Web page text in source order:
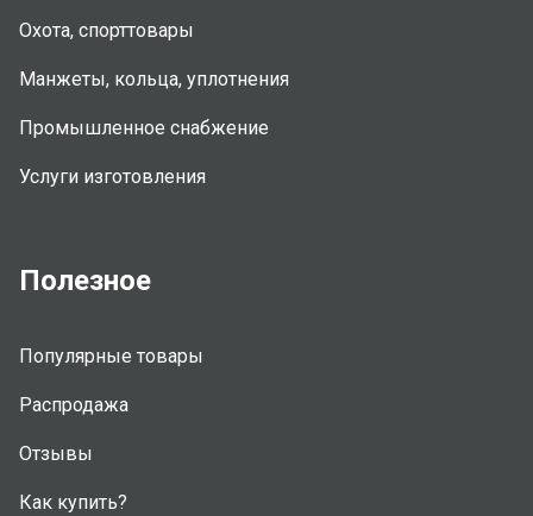
Охота, спорттовары
Манжеты, кольца, уплотнения
Промышленное снабжение
Услуги изготовления
Полезное
Популярные товары
Распродажа
Отзывы
Как купить?